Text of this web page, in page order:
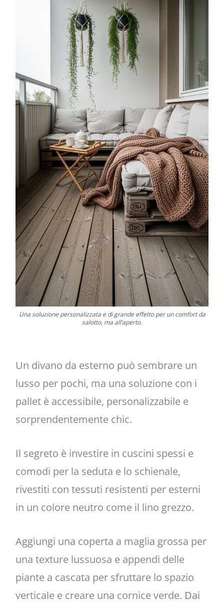
Una soluzione personalizzata e di grande effetto per un comfort da
salotto, ma all’aperto.
Un divano da esterno può sembrare un
lusso per pochi, ma una soluzione con i
pallet è accessibile, personalizzabile e
sorprendentemente chic.
Il segreto è investire in cuscini spessi e
comodi per la seduta e lo schienale,
rivestiti con tessuti resistenti per esterni
in un colore neutro come il lino grezzo.
Aggiungi una coperta a maglia grossa per
una texture lussuosa e appendi delle
piante a cascata per sfruttare lo spazio
verticale e creare una cornice verde. Dai